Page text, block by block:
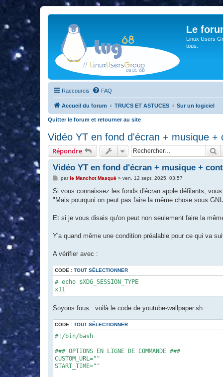
Le
Linux Users
tous.
Raccourcis FAQ
Accueil du forum TRUCS ET ASTUCES Sur un logiciel
Quitter le forum et retourner au site
Vidéo YT en fond d'écran + musique +
Répondre
Vidéo YT en fond d'écran + musique +
M
s
a
parle Manchot Masqué» ven. 12 sept. 2025, 03:57
Si vous connaissez les fonds d'écran apple défilants,
"Mais pourquoi on peut pas faire la même chose sous
Et si je vous disais qu'on peut non seulement faire la
Y'a quand même une condition préalable pour ce qui va
A vérifier avec :
CODE : TOUT SÉLECTIONNER
# echo $XDG_SESSION_TYPE
x11
Soyons fous : voilà le code de youtube-wallpaper.sh :
CODE : TOUT SÉLECTIONNER
#!/bin/bash
### OPTIONS EN LIGNE DE COMMANDE ###
CUSTOM_URL=""
START_TIME=""